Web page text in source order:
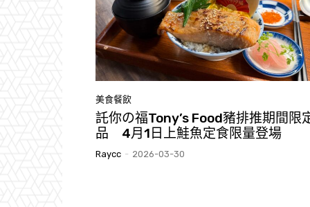
美食餐飲
託你の福Tony’s Food豬排推期間限
品 4月1日上鮭魚定食限量登場
Raycc - 2026-03-30